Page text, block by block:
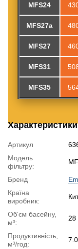
MFS24
MFS27a
MFS27
MFS31
MFS35
Характеристики
Артикул
Модель
фільтру:
Бренд
Країна
виробник:
Об'єм басейну,
м³:
28
Продуктивність,
м³/год:
7.0